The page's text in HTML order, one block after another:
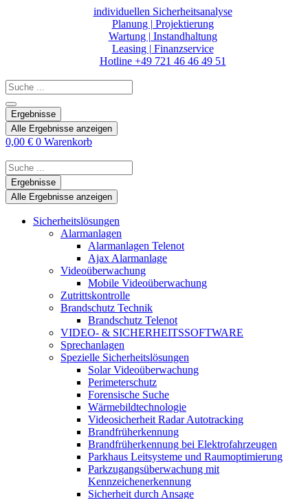
individuellen Sicherheitsanalyse
Planung | Projektierung
Wartung | Instandhaltung
Leasing | Finanzservice
Hotline +49 721 46 46 49 51
Search
...
Ergebnisse
Alle Ergebnisse anzeigen
0,00 € 0 Warenkorb
Search
...Ergebnisse
Alle Ergebnisse anzeigen
Sicherheitslösungen
Alarmanlagen
Alarmanlagen Telenot
Ajax Alarmanlage
Videoüberwachung
Mobile Videoüberwachung
Zutrittskontrolle
Brandschutz Technik
Brandschutz Telenot
VIDEO- & SICHERHEITSSOFTWARE
Sprechanlagen
Spezielle Sicherheitslösungen
Solar Videoüberwachung
Perimeterschutz
Forensische Suche
Wärmebildtechnologie
Videosicherheit Radar Autotracking​
Brandfrüherkennung
Brandfrüherkennung bei Elektrofahrzeugen
Parkhaus Leitsysteme und Raumoptimierung
Parkzugangsüberwachung mit
Kennzeichenerkennung
Sicherheit durch Ansage